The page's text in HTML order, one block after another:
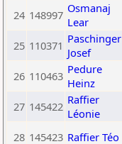
24 148997 Osmanaj
Lear
25 110371 Paschinger
Josef
26 110463 Pedure
Heinz
27 145422 Raffier
Léonie
28 145423 Raffier Téo